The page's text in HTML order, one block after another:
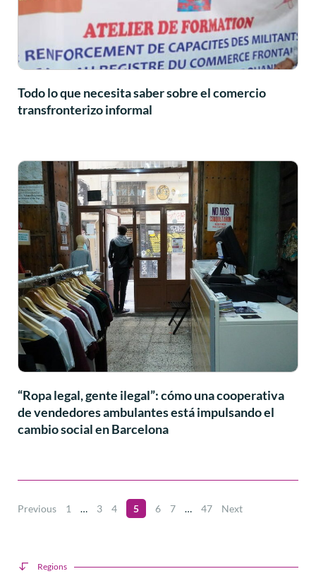
Todo lo que necesita saber sobre el comercio
transfronterizo informal
“Ropa legal, gente ilegal”: cómo una cooperativa
de vendedores ambulantes está impulsando el
cambio social en Barcelona
Previous 1 … 3 4 5 6 7 … 47 Next
Regions